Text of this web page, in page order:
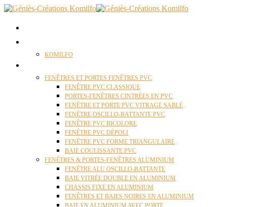
KOMILFO
FENÊTRES ET PORTES FENÊTRES PVC
FENÊTRE PVC CLASSIQUE
PORTES-FENÊTRES CINTRÉES EN PVC
FENÊTRE ET PORTE PVC VITRAGE SABLÉ
FENÊTRE OSCILLO-BATTANTE PVC
FENÊTRE PVC BICOLORE
FENÊTRE PVC DÉPOLI
FENÊTRE PVC FORME TRIANGULAIRE
BAIE COULISSANTE PVC
FENÊTRES & PORTES-FENÊTRES ALUMINIUM
FENÊTRE ALU OSCILLO-BATTANTE
BAIE VITRÉE DOUBLE EN ALUMINIUM
CHASSIS FIXE EN ALUMINIUM
FENÊTRES ET BAIES NOIRES EN ALUMINIUM
BAIE EN ALUMINIUM AVEC PORTE